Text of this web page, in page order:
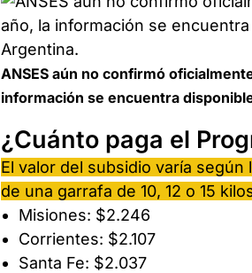
ANSES aún no confirmó
información se encuentra
¿Cuánto paga el
El valor del subsidio varía
de una garrafa de 10, 12 o 15
Misiones: $2.246
Corrientes: $2.107
Santa Fe: $2.037